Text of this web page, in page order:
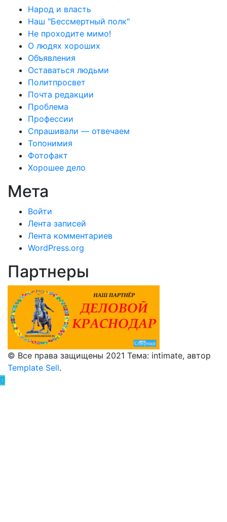
Народ и власть
Наш "Бессмертный полк"
Не проходите мимо!
О людях хороших
Объявления
Оставаться людьми
Политпросвет
Почта редакции
Проблема
Профессии
Спрашивали — отвечаем
Топонимия
Фотофакт
Хорошее дело
Мета
Войти
Лента записей
Лента комментариев
WordPress.org
Партнеры
© Все права защищены 2021 Тема: intimate, автор
Template Sell.